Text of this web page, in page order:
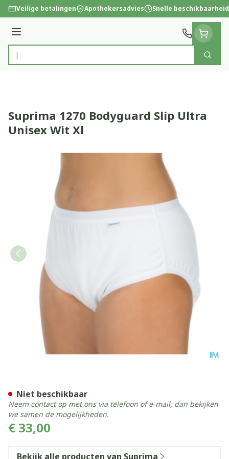
Ga naar de inhoud
Veilige betalingen Apothekersadvies Snelle beschikbaarheid
Menu
Product, merk, categorie...
Zoek
Suprima 1270 Bodyguard Slip Ultra
Unisex Wit Xl
€ 33,00
Niet beschikbaar
Neem contact op met ons via telefoon of e-mail, dan bekijken
we samen de mogelijkheden.
Bekijk alle producten van Suprima